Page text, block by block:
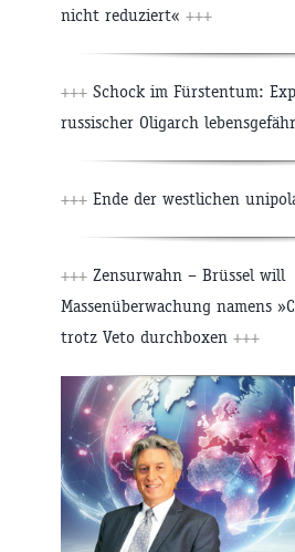
nicht reduziert« +++
+++ Schock im Fürstentum:
russischer Oligarch
+++ Ende der westlichen
+++ Zensurwahn – Brüssel will
Massenüberwachung namens
trotz Veto durchboxen +++